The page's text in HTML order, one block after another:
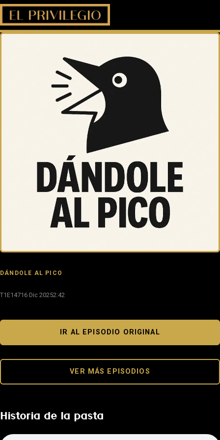
DÁNDOLE AL PICO
T1E14716 Dic 20252:42
IR AL EPISODIO ORIGINAL
VER MÁS EPISODIOS
Historia de la pasta